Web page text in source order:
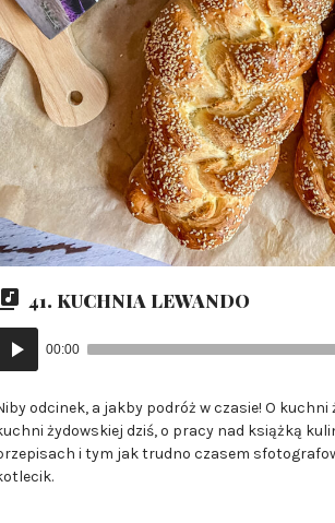
41. KUCHNIA LEWANDO
00:00
odcinek, a jakby podróż w czasie! O kuchni
żydowskiej dziś, o pracy nad książką
i tym jak trudno czasem